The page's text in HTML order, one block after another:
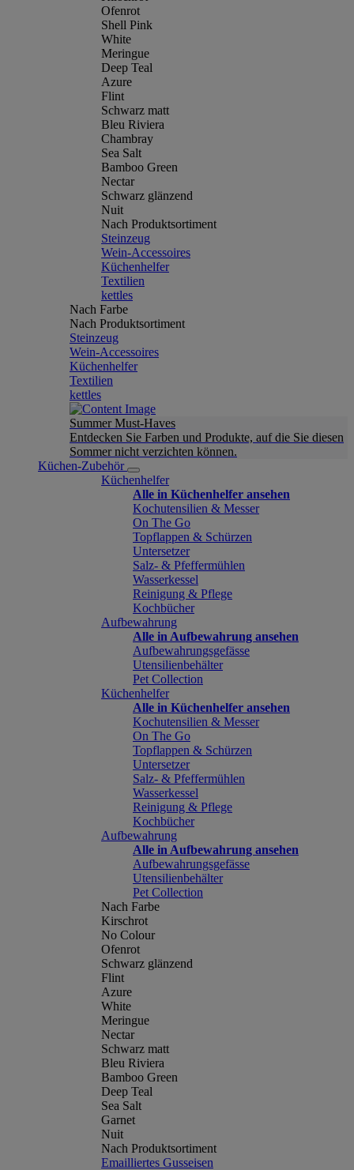
Ofenrot
Shell Pink
White
Meringue
Deep Teal
Azure
Flint
Schwarz matt
Bleu Riviera
Chambray
Sea Salt
Bamboo Green
Nectar
Schwarz glänzend
Nuit
Nach Produktsortiment
Steinzeug
Wein-Accessoires
Küchenhelfer
Textilien
kettles
Nach Farbe
Nach Produktsortiment
Steinzeug
Wein-Accessoires
Küchenhelfer
Textilien
kettles
Summer Must-Haves
Entdecken Sie Farben und Produkte, auf die Sie diesen
Sommer nicht verzichten können.
Küchen-Zubehör
Küchenhelfer
Alle in Küchenhelfer ansehen
Kochutensilien & Messer
On The Go
Topflappen & Schürzen
Untersetzer
Salz- & Pfeffermühlen
Wasserkessel
Reinigung & Pflege
Kochbücher
Aufbewahrung
Alle in Aufbewahrung ansehen
Aufbewahrungsgefässe
Utensilienbehälter
Pet Collection
Küchenhelfer
Alle in Küchenhelfer ansehen
Kochutensilien & Messer
On The Go
Topflappen & Schürzen
Untersetzer
Salz- & Pfeffermühlen
Wasserkessel
Reinigung & Pflege
Kochbücher
Aufbewahrung
Alle in Aufbewahrung ansehen
Aufbewahrungsgefässe
Utensilienbehälter
Pet Collection
Nach Farbe
Kirschrot
No Colour
Ofenrot
Schwarz glänzend
Flint
Azure
White
Meringue
Nectar
Schwarz matt
Bleu Riviera
Bamboo Green
Deep Teal
Sea Salt
Garnet
Nuit
Nach Produktsortiment
Emailliertes Gusseisen